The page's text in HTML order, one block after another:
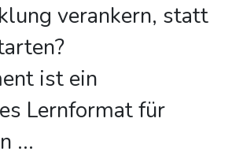
verankern, statt
ist ein
Lernformat für
...